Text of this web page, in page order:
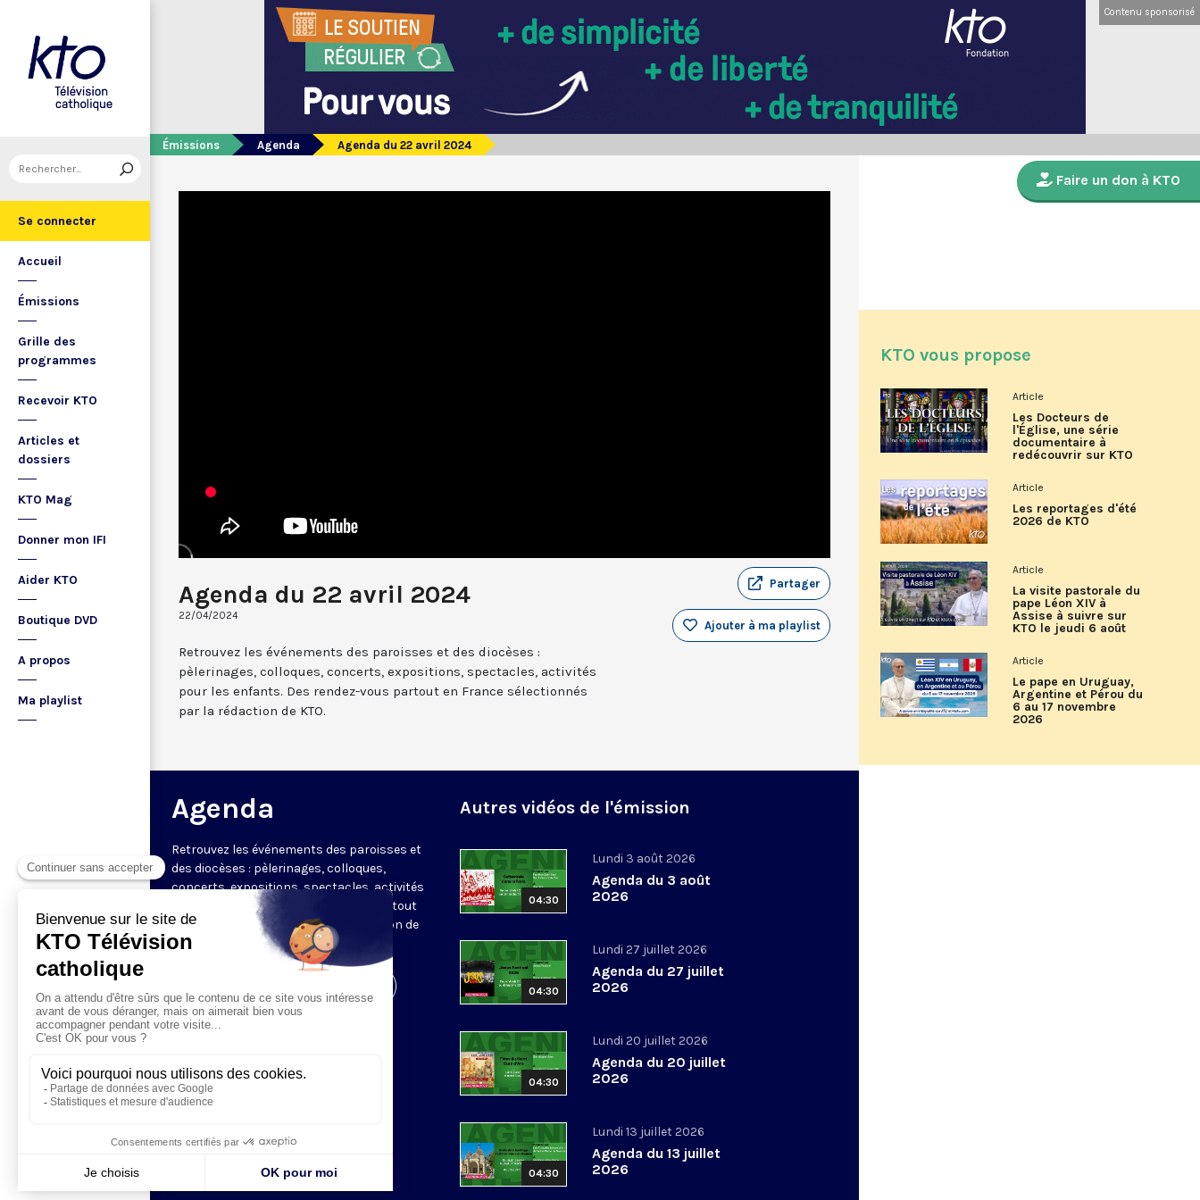
Se connecter
Accueil
Émissions
Grille des
programmes
Recevoir KTO
Articles et
dossiers
KTO Mag
Donner mon IFI
Aider KTO
Boutique DVD
A propos
Ma playlist
Contenu sponsorisé
Émissions Agenda Agenda du 22 avril 2024
Agenda du 22 avril 2024
22/04/2024
Partager
Ajouter à ma playlist
Retrouvez les événements des paroisses et des diocèses :
pèlerinages, colloques, concerts, expositions, spectacles, activités
pour les enfants. Des rendez-vous partout en France sélectionnés
par la rédaction de KTO.
Agenda
Retrouvez les événements des paroisses et
des diocèses : pèlerinages, colloques,
concerts, expositions, spectacles, activités
pour les enfants. Des rendez-vous partout
en France sélectionnés par la rédaction de
KTO.
Autres vidéos de l'émission
04:30
Lundi 3 août 2026
Agenda du 3 août
2026
04:30
Lundi 27 juillet 2026
Agenda du 27 juillet
2026
04:30
Lundi 20 juillet 2026
Agenda du 20 juillet
2026
04:30
Lundi 13 juillet 2026
Agenda du 13 juillet
2026
Faire un don à KTO
KTO vous propose
Article
Les Docteurs de
l'Église, une série
documentaire à
redécouvrir sur KTO
Article
Les reportages d'été
2026 de KTO
Article
La visite pastorale du
pape Léon XIV à
Assise à suivre sur
KTO le jeudi 6 août
Article
Le pape en Uruguay,
Argentine et Pérou du
6 au 17 novembre
2026